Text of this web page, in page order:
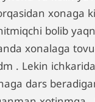
xonaga
bolib
xonalaga
. Lekin
dars